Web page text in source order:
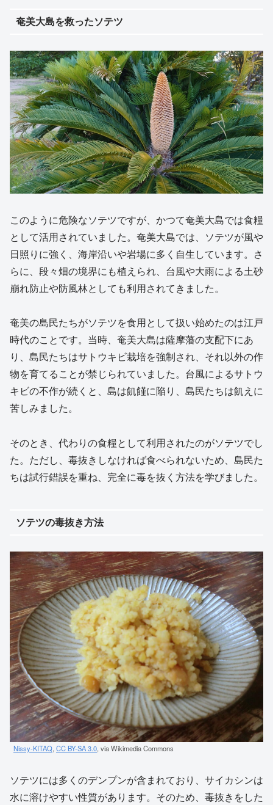
奄美大島を救ったソテツ
このように危険なソテツですが、かつて奄美大島では食糧
として活用されていました。奄美大島では、ソテツが風や
日照りに強く、海岸沿いや岩場に多く自生しています。さ
らに、段々畑の境界にも植えられ、台風や大雨による土砂
崩れ防止や防風林としても利用されてきました。
奄美の島民たちがソテツを食用として扱い始めたのは江戸
時代のことです。当時、奄美大島は薩摩藩の支配下にあ
り、島民たちはサトウキビ栽培を強制され、それ以外の作
物を育てることが禁じられていました。台風によるサトウ
キビの不作が続くと、島は飢饉に陥り、島民たちは飢えに
苦しみました。
そのとき、代わりの食糧として利用されたのがソテツでし
た。ただし、毒抜きしなければ食べられないため、島民た
ちは試行錯誤を重ね、完全に毒を抜く方法を学びました。
ソテツの毒抜き方法
Nissy-KITAQ, CC BY-SA 3.0, via Wikimedia Commons
ソテツには多くのデンプンが含まれており、サイカシンは
水に溶けやすい性質があります。そのため、毒抜きをした